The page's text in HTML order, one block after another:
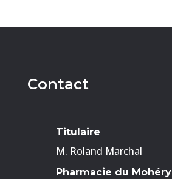
Contact
Titulaire
M. Roland Marchal
Pharmacie du Mohéry